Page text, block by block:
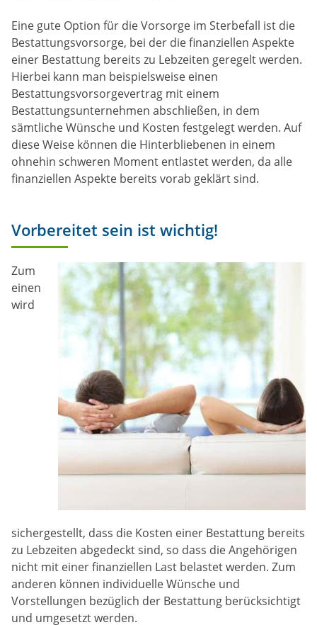
Eine gute Option für die Vorsorge im Sterbefall ist die
Bestattungsvorsorge, bei der die finanziellen Aspekte
einer Bestattung bereits zu Lebzeiten geregelt werden.
Hierbei kann man beispielsweise einen
Bestattungsvorsorgevertrag mit einem
Bestattungsunternehmen abschließen, in dem
sämtliche Wünsche und Kosten festgelegt werden. Auf
diese Weise können die Hinterbliebenen in einem
ohnehin schweren Moment entlastet werden, da alle
finanziellen Aspekte bereits vorab geklärt sind.
Vorbereitet sein ist wichtig!
Zum
einen
wird
sichergestellt, dass die Kosten einer Bestattung bereits
zu Lebzeiten abgedeckt sind, so dass die Angehörigen
nicht mit einer finanziellen Last belastet werden. Zum
anderen können individuelle Wünsche und
Vorstellungen bezüglich der Bestattung berücksichtigt
und umgesetzt werden.